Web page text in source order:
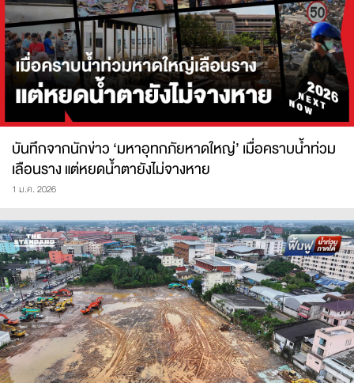
บันทึกจากนักข่าว ‘มหาอุทกภัยหาดใหญ่’ เมื่อคราบน้ำท่วม
เลือนราง แต่หยดน้ำตายังไม่จางหาย
1 ม.ค. 2026